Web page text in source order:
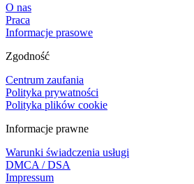
O nas
Praca
Informacje prasowe
Zgodność
Centrum zaufania
Polityka prywatności
Polityka plików cookie
Informacje prawne
Warunki świadczenia usługi
DMCA / DSA
Impressum